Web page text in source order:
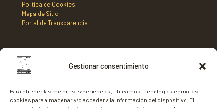
Gestionar consentimiento
Para ofrecer las mejores experiencias, utilizamos tecnologías como las
cookies para almacenar y/o acceder a la información del dispositivo. El
Política de Cookies
Mapa de Sitio
Portal de Transparencia
DIRECCIÓN
35620 - Gran Tarajal,
Fuerteventura